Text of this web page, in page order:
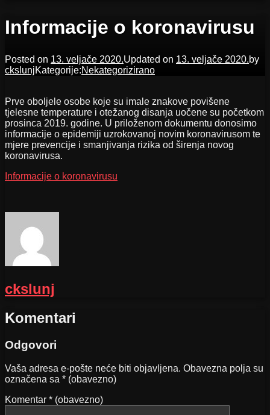
Informacije o koronavirusu
Posted on 13. veljače 2020.Updated on 13. veljače 2020.by
ckslunjKategorije:Nekategorizirano
Prve oboljele osobe koje su imale znakove povišene
tjelesne temperature i otežanog disanja uočene su početkom
prosinca 2019. godine. U priloženom dokumentu donosimo
informacije o epidemiji uzrokovanoj novim koronavirusom te
mjere prevencije i smanjivanja rizika od širenja novog
koronavirusa.
Informacije o koronavirusu
ckslunj
Komentari
Odgovori
Vaša adresa e-pošte neće biti objavljena. Obavezna polja su
označena sa * (obavezno)
Komentar * (obavezno)